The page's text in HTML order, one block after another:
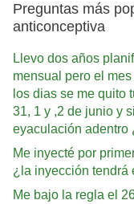
Preguntas más
anticonceptiva
Llevo dos años
mensual pero el
los dias se me quito
31, 1 y ,2 de junio y
eyaculación adentro
Me inyecté por
¿la inyección tendrá
Me bajo la regla el